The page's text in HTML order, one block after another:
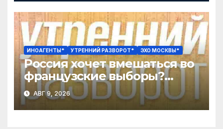
ИНОАГЕНТЫ* УТРЕННИЙ РАЗВОРОТ* ЭХО МОСКВЫ*
Россия хочет вмешаться во
французские выборы?
Эпичный провал «Колобка»
/ Катаев*, Бородина
АВГ 9, 2026